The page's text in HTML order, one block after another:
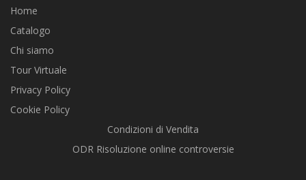
Home
Catalogo
Chi siamo
Tour Virtuale
Privacy Policy
Cookie Policy
Condizioni di Vendita
ODR Risoluzione online controversie